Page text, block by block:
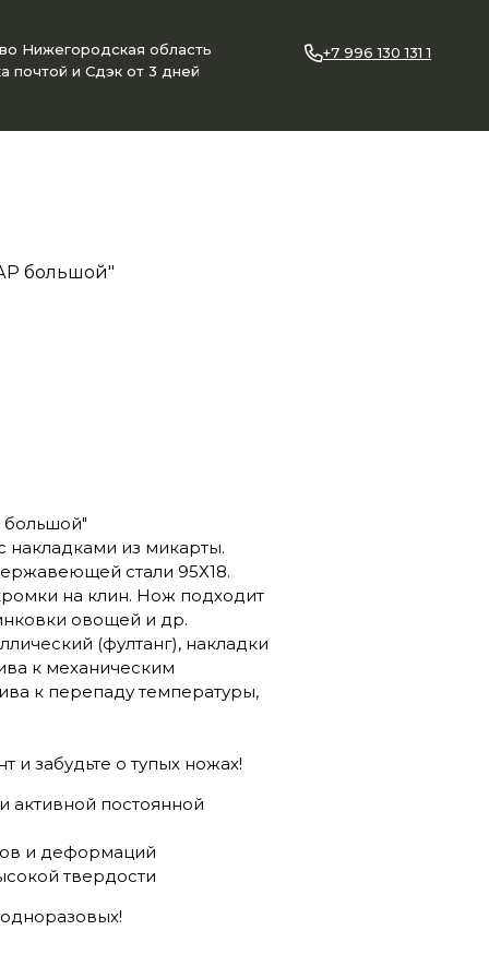
Нижегородская область
почтой и Сдэк от 3 дней
+7 996 130 131 1
большой"
накладками из микарты.
стали 95Х18.
на клин. Нож подходит
овощей и др.
(фултанг), накладки
к механическим
к перепаду температуры,
и забудьте о тупых ножах!
активной постоянной
и деформаций
твердости